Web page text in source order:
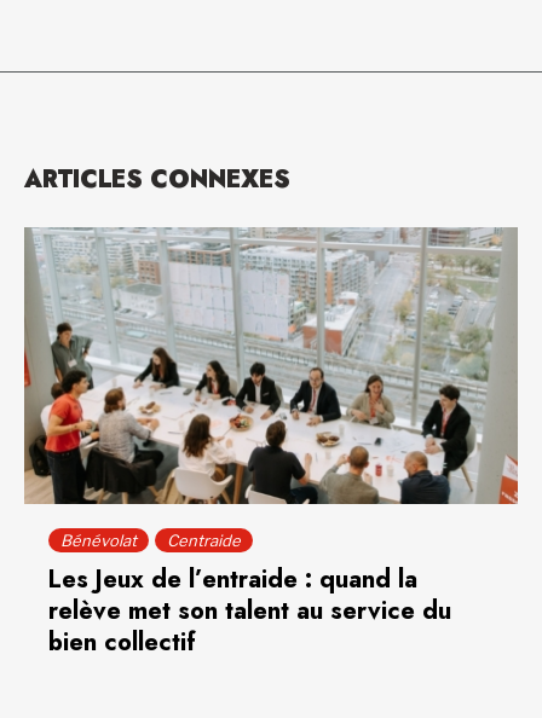
ARTICLES CONNEXES
Bénévolat Centraide
Les Jeux de l’entraide : quand la
relève met son talent au service du
bien collectif